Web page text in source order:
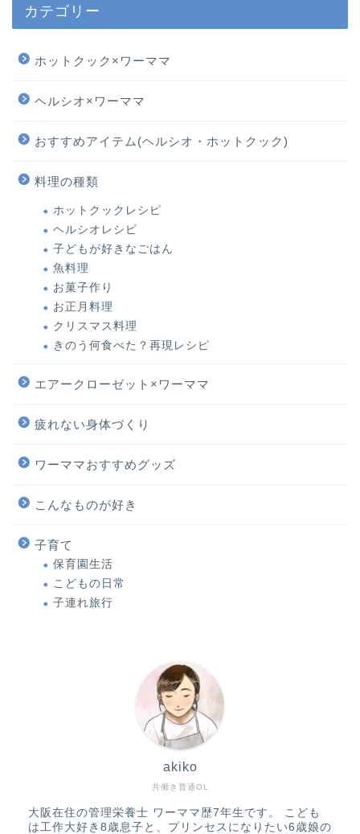
カテゴリー
ホットクック×ワーママ
ヘルシオ×ワーママ
おすすめアイテム(ヘルシオ・ホットクック)
料理の種類
ホットクックレシピ
ヘルシオレシピ
子どもが好きなごはん
魚料理
お菓子作り
お正月料理
クリスマス料理
きのう何食べた？再現レシピ
エアークローゼット×ワーママ
疲れない身体づくり
ワーママおすすめグッズ
こんなものが好き
子育て
保育園生活
こどもの日常
子連れ旅行
共働き普通OL
akiko
大阪在住の管理栄養士 ワーママ歴7年生です。 こども
は工作大好き8歳息子と、プリンセスになりたい6歳娘の